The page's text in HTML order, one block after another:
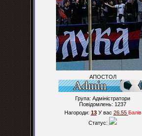
АПОСТОЛ
Група: Адміністратори
Повідомлень: 1237
Нагороди: 13У вас 26.55 Балiв
Статус: